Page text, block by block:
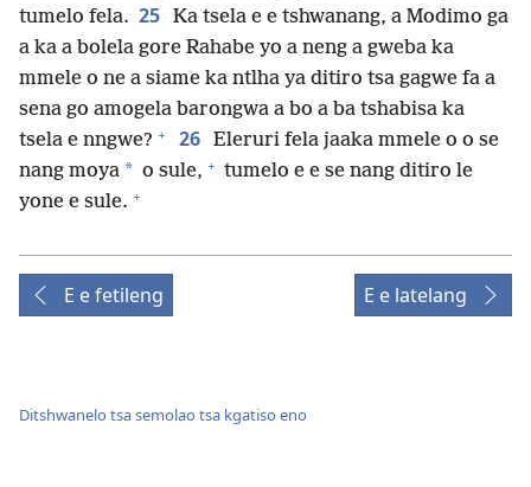
tumelo fela. 25 Ka tsela e e tshwanang, a Modimo ga
a ka a bolela gore Rahabe yo a neng a gweba ka
mmele o ne a siame ka ntlha ya ditiro tsa gagwe fa a
sena go amogela barongwa a bo a ba tshabisa ka
tsela e nngwe? + 26 Eleruri fela jaaka mmele o o se
nang moya * o sule, + tumelo e e se nang ditiro le
yone e sule. +
E e fetileng E e latelang
Ditshwanelo tsa semolao tsa kgatiso eno